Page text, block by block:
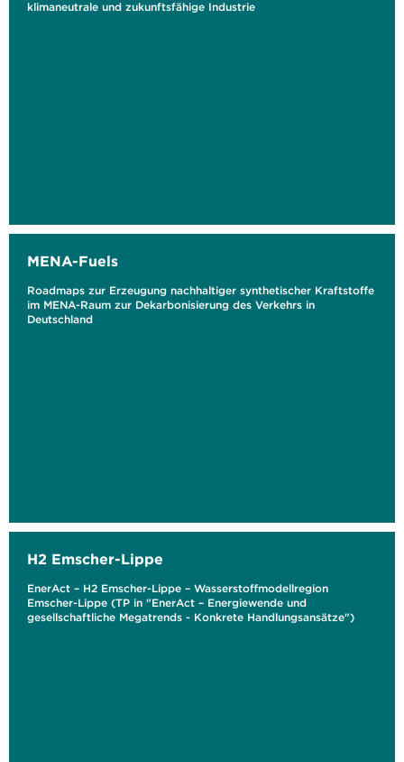
klimaneutrale und zukunftsfähige Industrie
MENA-Fuels
Roadmaps zur Erzeugung nachhaltiger synthetischer Kraftstoffe
im MENA-Raum zur Dekarbonisierung des Verkehrs in
Deutschland
H2 Emscher-Lippe
EnerAct – H2 Emscher-Lippe – Wasserstoffmodellregion
Emscher-Lippe (TP in "EnerAct – Energiewende und
gesellschaftliche Megatrends - Konkrete Handlungsansätze")